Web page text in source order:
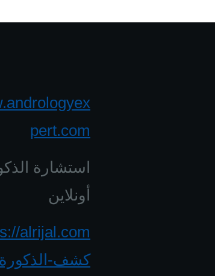
pert.com
استشارة
أونلاين
كشف-